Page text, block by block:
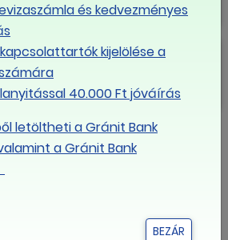
MÉG TÖBB
és kedvezményes
kijelölése a
40.000 Ft jóváírás
letöltheti a Gránit Bank
a Gránit Bank
BEZÁR